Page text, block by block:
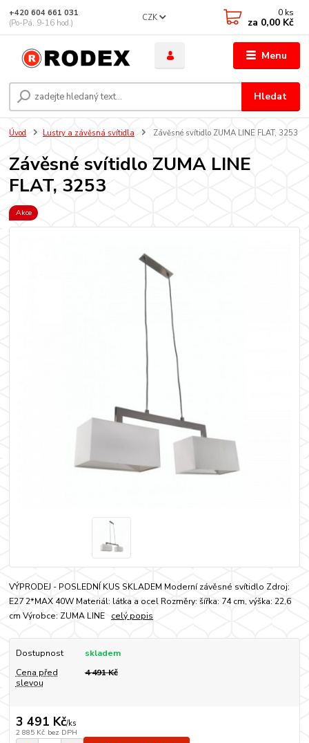
Menu
CZK
Hledat
+420 604 661 031
(Po-Pá, 9-16 hod.)
0 ks
za 0,00 Kč
Úvod Lustry a závěsná svítidla Závěsné svítidlo ZUMA LINE FLAT, 3253
Závěsné svítidlo ZUMA LINE
FLAT, 3253
Akce
VÝPRODEJ - POSLEDNÍ KUS SKLADEM Moderní závěsné svítidlo Zdroj:
E27 2*MAX 40W Materiál: látka a ocel Rozměry: šířka: 74 cm, výška: 22,6
cm Výrobce: ZUMA LINE celý popis
Dostupnost
skladem
Cena před
slevou
4 491 Kč
3 491 Kč/ks
2 885 Kč bez DPH